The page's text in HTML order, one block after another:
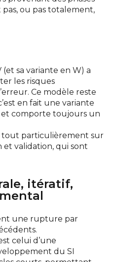
pas, ou pas totalement,
sa variante en W) a
les risques
Ce modèle reste
en fait une variante
et comporte toujours un
tout particulièrement sur
et validation, qui sont
itératif,
une rupture par
celui d’une
du SI